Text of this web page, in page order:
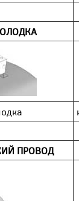
ПРОВОД